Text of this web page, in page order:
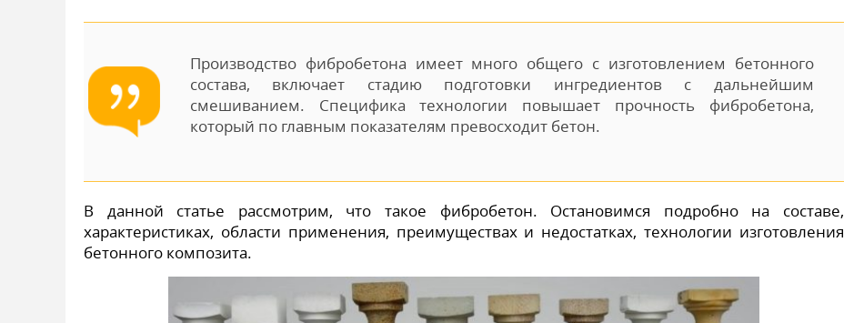
Производство фибробетона имеет много общего с изготовлением бетонного
состава, включает стадию подготовки ингредиентов с дальнейшим
смешиванием. Специфика технологии повышает прочность фибробетона,
который по главным показателям превосходит бетон.
В данной статье рассмотрим, что такое фибробетон. Остановимся подробно на составе,
характеристиках, области применения, преимуществах и недостатках, технологии изготовления
бетонного композита.